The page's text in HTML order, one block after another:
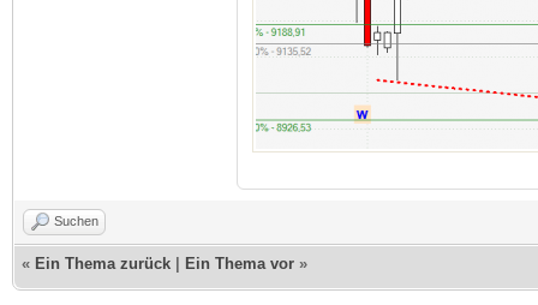
Suchen
« Ein Thema zurück Ein Thema vor »